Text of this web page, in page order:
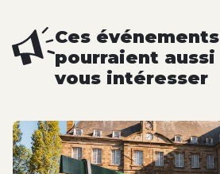
Ces événements
pourraient aussi
vous intéresser